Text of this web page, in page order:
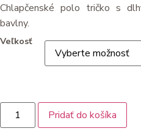
Chlapčenské polo tričko s
bavlny.
Veľkosť
Pridať do košíka